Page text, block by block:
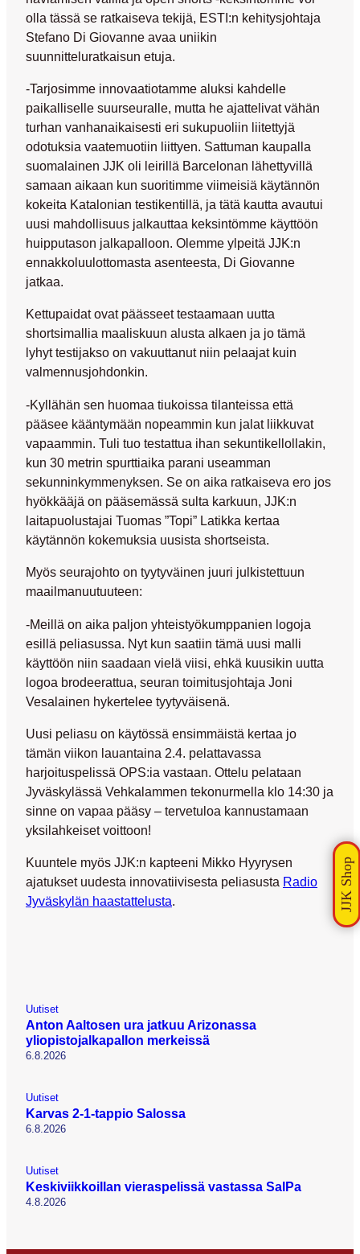
olla tässä se ratkaiseva tekijä, ESTI:n kehitysjohtaja
Stefano Di Giovanne avaa uniikin
suunnitteluratkaisun etuja.
-Tarjosimme innovaatiotamme aluksi kahdelle
paikalliselle suurseuralle, mutta he ajattelivat vähän
turhan vanhanaikaisesti eri sukupuoliin liitettyjä
odotuksia vaatemuotiin liittyen. Sattuman kaupalla
suomalainen JJK oli leirillä Barcelonan lähettyvillä
samaan aikaan kun suoritimme viimeisiä käytännön
kokeita Katalonian testikentillä, ja tätä kautta avautui
uusi mahdollisuus jalkauttaa keksintömme käyttöön
huipputason jalkapalloon. Olemme ylpeitä JJK:n
ennakkoluulottomasta asenteesta, Di Giovanne
jatkaa.
Kettupaidat ovat päässeet testaamaan uutta
shortsimallia maaliskuun alusta alkaen ja jo tämä
lyhyt testijakso on vakuuttanut niin pelaajat kuin
valmennusjohdonkin.
-Kyllähän sen huomaa tiukoissa tilanteissa että
pääsee kääntymään nopeammin kun jalat liikkuvat
vapaammin. Tuli tuo testattua ihan sekuntikellollakin,
kun 30 metrin spurttiaika parani useamman
sekunninkymmenyksen. Se on aika ratkaiseva ero jos
hyökkääjä on pääsemässä sulta karkuun, JJK:n
laitapuolustajai Tuomas ”Topi” Latikka kertaa
käytännön kokemuksia uusista shortseista.
Myös seurajohto on tyytyväinen juuri julkistettuun
maailmanuutuuteen:
-Meillä on aika paljon yhteistyökumppanien logoja
esillä peliasussa. Nyt kun saatiin tämä uusi malli
käyttöön niin saadaan vielä viisi, ehkä kuusikin uutta
logoa brodeerattua, seuran toimitusjohtaja Joni
Vesalainen hykertelee tyytyväisenä.
Uusi peliasu on käytössä ensimmäistä kertaa jo
tämän viikon lauantaina 2.4. pelattavassa
harjoituspelissä OPS:ia vastaan. Ottelu pelataan
Jyväskylässä Vehkalammen tekonurmella klo 14:30 ja
sinne on vapaa pääsy – tervetuloa kannustamaan
yksilahkeiset voittoon!
Kuuntele myös JJK:n kapteeni Mikko Hyyrysen
ajatukset uudesta innovatiivisesta peliasusta Radio
Jyväskylän haastattelusta.
Uutiset
Anton Aaltosen ura jatkuu Arizonassa
yliopistojalkapallon merkeissä
6.8.2026
Uutiset
Karvas 2-1-tappio Salossa
6.8.2026
Uutiset
Keskiviikkoillan vieraspelissä vastassa SalPa
4.8.2026